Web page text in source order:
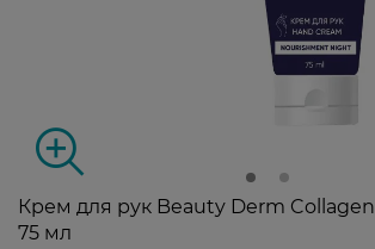
Крем для рук Beauty Derm
75 мл